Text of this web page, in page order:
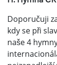
Doporučuji
kdy se při
naše 4